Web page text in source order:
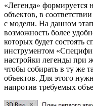
«Легенда» формируется
объектов, в
с модели. На данном
возможность более
которых будет состоять
инструментом
настройки легенды при
чтобы собирать в ту же
объектов. Для этого
напротив требуемых